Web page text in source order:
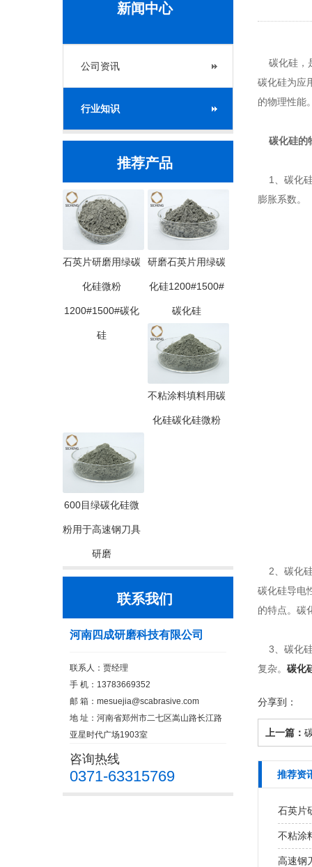
新闻中心
公司资讯
行业知识
推荐产品
石英片研磨用绿碳
化硅微粉
1200#1500#碳化
硅
研磨石英片用绿碳
化硅1200#1500#
碳化硅
不粘涂料填料用碳
化硅碳化硅微粉
600目绿碳化硅微
粉用于高速钢刀具
研磨
联系我们
河南四成研磨科技有限公司
联系人：贾经理
手 机：13783669352
邮 箱： mesuejia@scabrasive.com
地 址：河南省郑州市二七区嵩山路长江路
亚星时代广场1903室
咨询热线
0371-63315769
碳化硅，
碳化硅为应
的物理性能
碳化硅的
1、碳化硅
膨胀系数。
2、碳化硅
碳化硅导电
的特点。碳
3、碳化硅
复杂。 碳化
分享到：
上一篇：
推荐资
石英片
不粘涂
高速钢